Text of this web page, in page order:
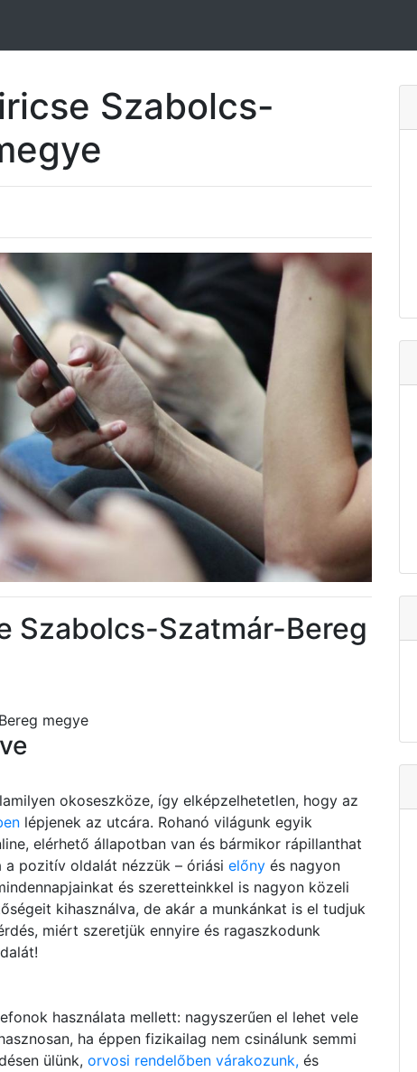
Szabolcs-
Szabolcs-Szatmár-Bereg
megye
okoseszköze, így elképzelhetetlen, hogy az
lépjenek az utcára. Rohanó világunk egyik
elérhető állapotban van és bármikor rápillanthat
pozitív oldalát nézzük – óriási előny és nagyon
és szeretteinkkel is nagyon közeli
kihasználva, de akár a munkánkat is el tudjuk
miért szeretjük ennyire és ragaszkodunk
használata mellett: nagyszerűen el lehet vele
ha éppen fizikailag nem csinálunk semmi
ülünk, orvosi rendelőben várakozunk, és